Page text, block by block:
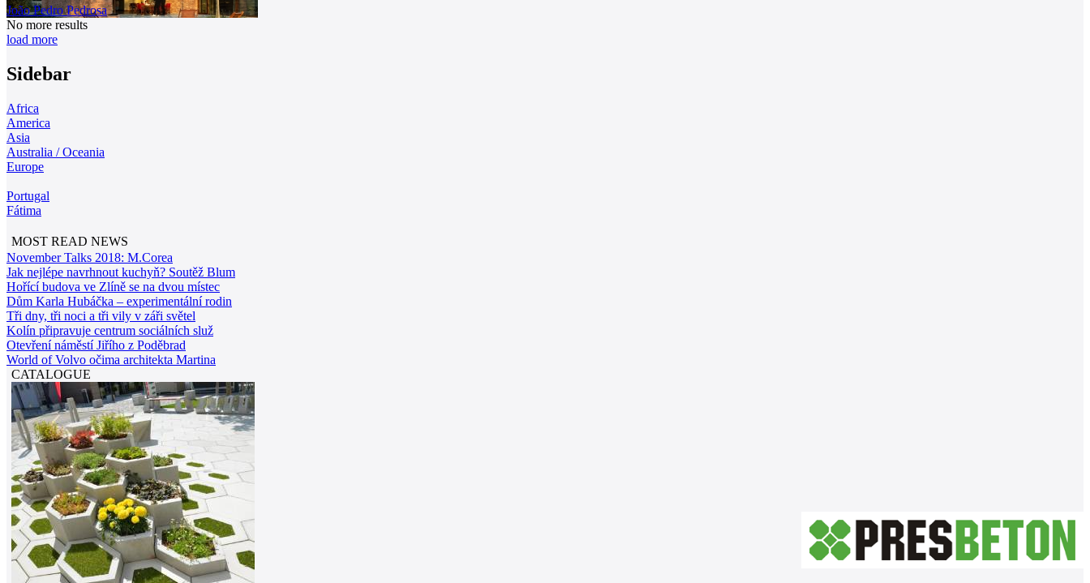
João Pedro Pedrosa
No more results
load more
Sidebar
Africa
America
Asia
Australia / Oceania
Europe
Portugal
Fátima
MOST READ NEWS
November Talks 2018: M.Corea
Jak nejlépe navrhnout kuchyň? Soutěž Blum
Hořící budova ve Zlíně se na dvou místec
Dům Karla Hubáčka – experimentální rodin
Tři dny, tři noci a tři vily v záři světel
Kolín připravuje centrum sociálních služ
Otevření náměstí Jiřího z Poděbrad
World of Volvo očima architekta Martina
CATALOGUE